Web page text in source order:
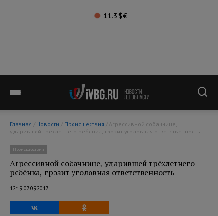
11.3°$€
Главная / Новости / Происшествия
ударившей трёхлетнего ребёнка, грозит уголовная ответственность
Происшествия
Агрессивной собачнице, ударившей трёхлетнего
ребёнка, грозит уголовная ответственность
12:19 07.09.2017